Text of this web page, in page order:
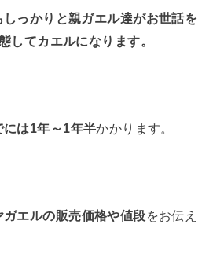
っかりと親ガエル達がお世話を
してカエルになります。
には1年～1年半かかります。
エルの販売価格や値段をお伝え